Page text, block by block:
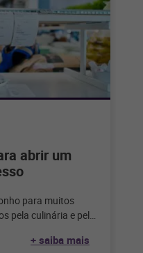
abrir um
para muitos
pela culinária e pelo
+ saiba mais